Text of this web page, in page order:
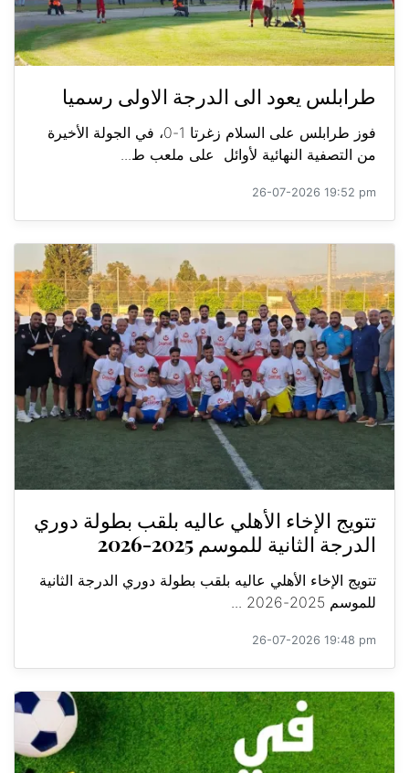
طرابلس يعود الى الدرجة الاولى رسميا
فوز طرابلس على السلام زغرتا 1-0، في الجولة الأخيرة
من التصفية النهائية لأوائل على ملعب ط...
26-07-2026 19:52 pm
تتويج الإخاء الأهلي عاليه بلقب بطولة دوري
الدرجة الثانية للموسم 2025-2026
تتويج الإخاء الأهلي عاليه بلقب بطولة دوري الدرجة الثانية
للموسم 2025-2026 ...
26-07-2026 19:48 pm